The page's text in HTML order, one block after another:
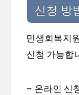
신청 방
민생회복지
신청 가능합
– 온라인 신